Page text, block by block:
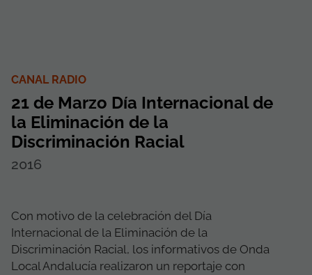
CANAL RADIO
21 de Marzo Día Internacional de
la Eliminación de la
Discriminación Racial
2016
Con motivo de la celebración del Día
Internacional de la Eliminación de la
Discriminación Racial, los informativos de Onda
Local Andalucía realizaron un reportaje con